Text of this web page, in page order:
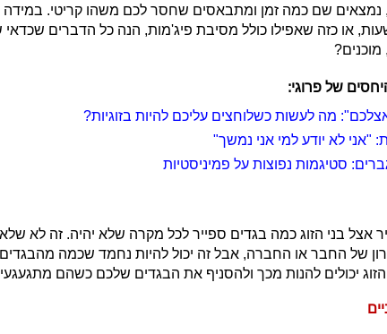
נמצאים שם כמה זמן ומתבאסים שחסר לכם משהו קריטי. במידה
או כזה שאפילו כולל מסיבת פיג'מות, הנה כל הדברים
מוכנים?
של פרוגי:
מה לעשות כשלוחצים עליכם להיות בזוגיות?
"אני לא יודע למי אני נמשך"
סטיגמות נפוצות על פמיניסטיות
אצל בני הזוג כמה בגדים ספייר לכל מקרה שלא יהיה. זה לא
של החבר או החברה, אבל זה יכול להיות נחמד שכמה
יכולים להנות מכך ולהסניף את הבגדים שלכם כשהם